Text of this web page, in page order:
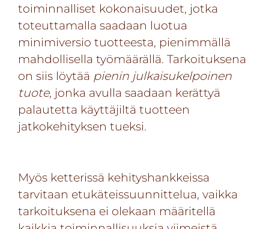
toiminnalliset kokonaisuudet, jotka
toteuttamalla saadaan luotua
minimiversio tuotteesta, pienimmällä
mahdollisella työmäärällä. Tarkoituksena
on siis löytää pienin julkaisukelpoinen
tuote, jonka avulla saadaan kerättyä
palautetta käyttäjiltä tuotteen
jatkokehityksen tueksi.
Myös ketterissä kehityshankkeissa
tarvitaan etukäteissuunnittelua, vaikka
tarkoituksena ei olekaan määritellä